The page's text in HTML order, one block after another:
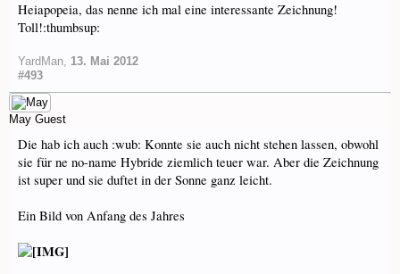
Heiapopeia, das nenne ich mal eine interessante Zeichnung!
Toll!:thumbsup:
YardMan, 13. Mai 2012
#493
May Guest
Die hab ich auch :wub: Konnte sie auch nicht stehen lassen, obwohl
sie für ne no-name Hybride ziemlich teuer war. Aber die Zeichnung
ist super und sie duftet in der Sonne ganz leicht.
Ein Bild von Anfang des Jahres